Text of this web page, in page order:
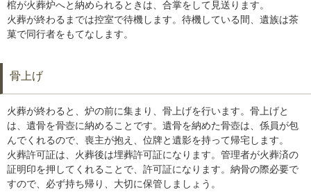
棺が火葬炉へと納められるときは、合掌をして見送ります。
火葬が終わるまでは控室で待機します。待機している間、遺族は茶
菓で同行者をもてなします。
骨上げ
火葬が終わると、炉の前に集まり、骨上げを行います。骨上げと
は、遺骨を骨壺に納めることです。遺骨を納めた骨壺は、係員が包
んでくれるので、喪主が抱え、位牌と遺影を持って帰宅します。
火葬許可証は、火葬後は埋葬許可証になります。管理者が火葬済の
証明印を押してくれることで、許可証になります。納骨の際必要で
すので、必ず持ち帰り、大切に保管しましょう。